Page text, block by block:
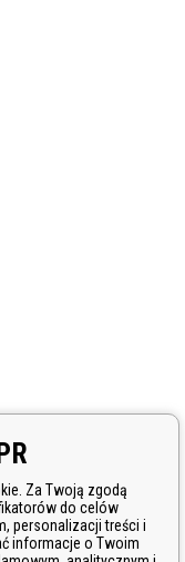
Za Twoją zgodą
do celów
personalizacji treści i
informacje o Twoim